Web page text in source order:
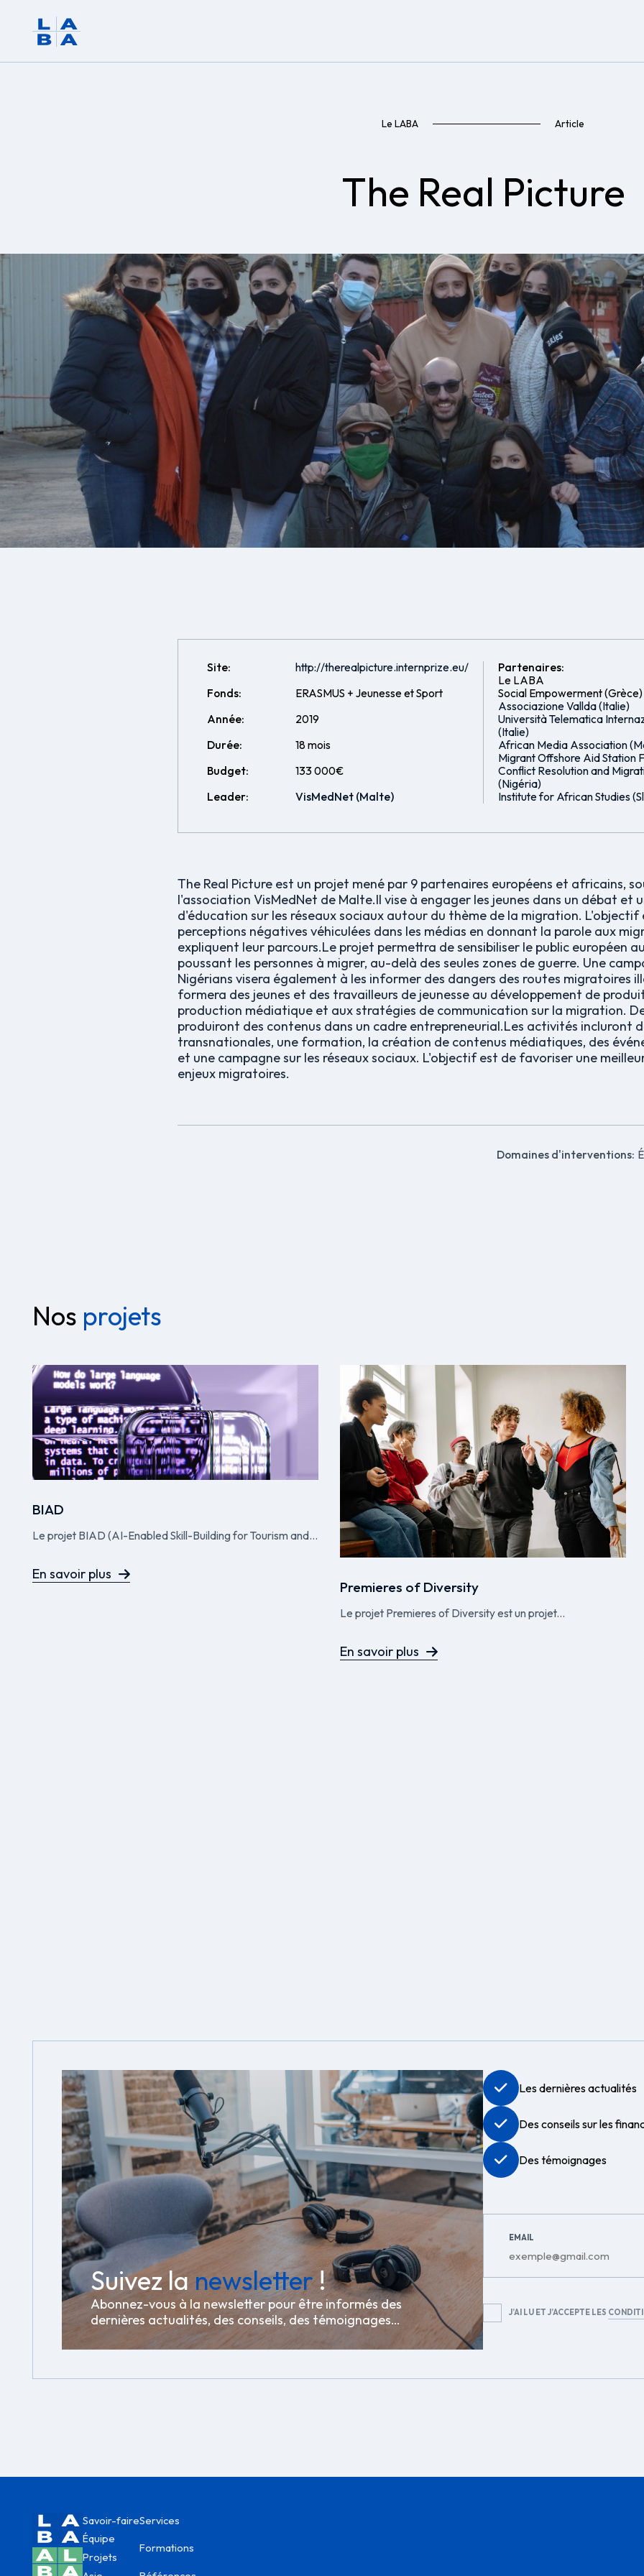
Le LABA Article
The Real Picture
Site:
Fonds:
Année:
Durée:
Budget:
Leader:
http://therealpicture.internprize.eu/
ERASMUS + Jeunesse et Sport
2019
18 mois
133 000€
VisMedNet (Malte)
Partenaires:
Le LABA
Social Empowerment (Grèce)
Associazione Vallda (Italie)
Università Telematica
(Italie)
African Media Association
Migrant Offshore Aid Station
Conflict Resolution and
(Nigéria)
Institute for African Studies
The Real Picture est un projet mené par 9 partenaires européens et africains,
l'association VisMedNet de Malte.Il vise à engager les jeunes dans un débat et
d'éducation sur les réseaux sociaux autour du thème de la migration. L'objectif
perceptions négatives véhiculées dans les médias en donnant la parole aux
expliquent leur parcours.Le projet permettra de sensibiliser le public européen
poussant les personnes à migrer, au-delà des seules zones de guerre. Une
Nigérians visera également à les informer des dangers des routes migratoires
formera des jeunes et des travailleurs de jeunesse au développement de
production médiatique et aux stratégies de communication sur la migration.
produiront des contenus dans un cadre entrepreneurial.Les activités incluront
transnationales, une formation, la création de contenus médiatiques, des
et une campagne sur les réseaux sociaux. L'objectif est de favoriser une
enjeux migratoires.
Domaines d'interventions:
Nos projets
BIAD
Le projet BIAD (AI-Enabled Skill-Building for Tourism and...
En savoir plus
Premieres of Diversity
Le projet Premieres of Diversity est un projet...
En savoir plus
Suivez lanewsletter!
Abonnez-vous à la newsletter pour être informés des
dernières actualités, des conseils, des témoignages…
Les dernières actualités
Des conseils sur les
Des témoignages
EMAIL
RGPD
J’AI LU ET J’ACCEPTE LES
Savoir-faire
Équipe
Projets
Services
Formations